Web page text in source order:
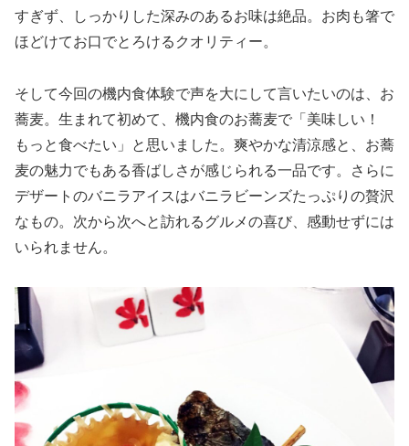
すぎず、しっかりした深みのあるお味は絶品。お肉も箸で
ほどけてお口でとろけるクオリティー。
そして今回の機内食体験で声を大にして言いたいのは、お
蕎麦。生まれて初めて、機内食のお蕎麦で「美味しい！
もっと食べたい」と思いました。爽やかな清涼感と、お蕎
麦の魅力でもある香ばしさが感じられる一品です。さらに
デザートのバニラアイスはバニラビーンズたっぷりの贅沢
なもの。次から次へと訪れるグルメの喜び、感動せずには
いられません。